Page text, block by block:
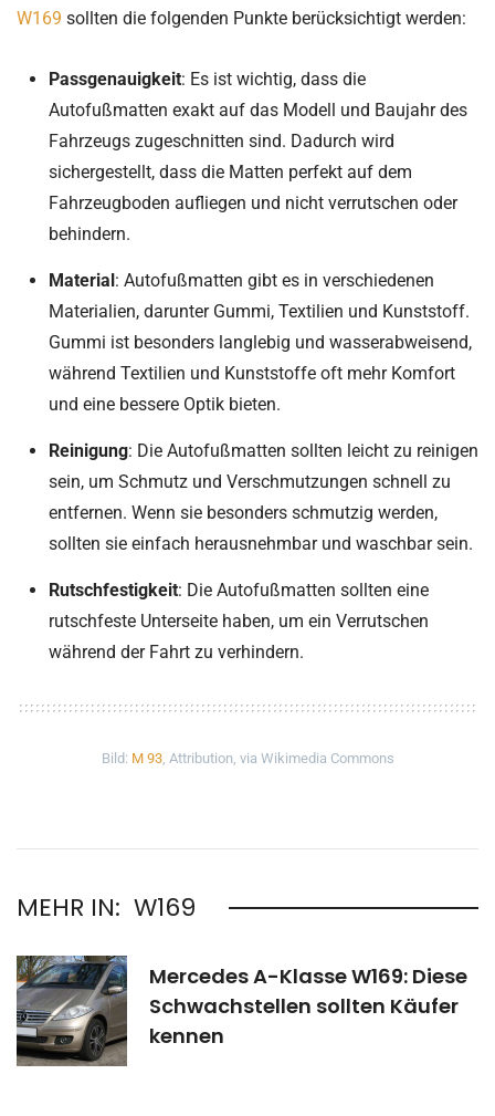
W169 sollten die folgenden Punkte berücksichtigt werden:
Passgenauigkeit: Es ist wichtig, dass die
Autofußmatten exakt auf das Modell und Baujahr des
Fahrzeugs zugeschnitten sind. Dadurch wird
sichergestellt, dass die Matten perfekt auf dem
Fahrzeugboden aufliegen und nicht verrutschen oder
behindern.
Material : Autofußmatten gibt es in verschiedenen
Materialien, darunter Gummi, Textilien und Kunststoff.
Gummi ist besonders langlebig und wasserabweisend,
während Textilien und Kunststoffe oft mehr Komfort
und eine bessere Optik bieten.
Reinigung: Die Autofußmatten sollten leicht zu reinigen
sein, um Schmutz und Verschmutzungen schnell zu
entfernen. Wenn sie besonders schmutzig werden,
sollten sie einfach herausnehmbar und waschbar sein.
Rutschfestigkeit: Die Autofußmatten sollten eine
rutschfeste Unterseite haben, um ein Verrutschen
während der Fahrt zu verhindern.
Bild: M 93, Attribution, via Wikimedia Commons
MEHR IN: W169
Mercedes A-Klasse W169: Diese
Schwachstellen sollten Käufer
kennen